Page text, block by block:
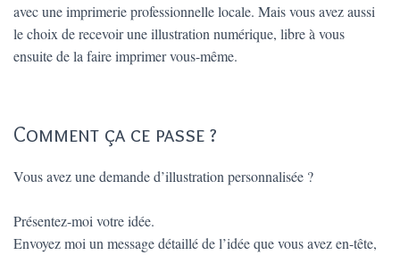
avec une imprimerie professionnelle locale. Mais vous avez aussi
le choix de recevoir une illustration numérique, libre à vous
ensuite de la faire imprimer vous-même.
Comment ça ce passe ?
Vous avez une demande d’illustration personnalisée ?
Présentez-moi votre idée.
Envoyez moi un message détaillé de l’idée que vous avez en-tête,